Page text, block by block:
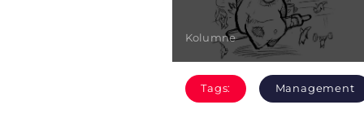
Kolumne
Tags: Management